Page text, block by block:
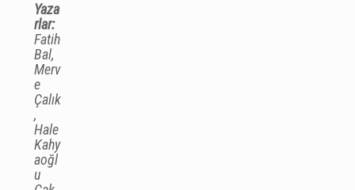
Yaza
rlar:
Fatih
Bal,
Merv
e
Çalık
,
Hale
Kahy
aoğl
u